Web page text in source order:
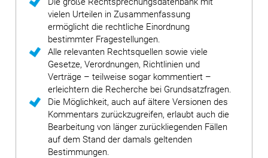
vielen Urteilen in Zusammenfassung
ermöglicht die rechtliche Einordnung
bestimmter Fragestellungen.
Alle relevanten Rechtsquellen sowie viele
Gesetze, Verordnungen, Richtlinien und
Verträge – teilweise sogar kommentiert –
erleichtern die Recherche bei Grundsatzfragen.
Die Möglichkeit, auch auf ältere Versionen des
Kommentars zurückzugreifen, erlaubt auch die
Bearbeitung von länger zurückliegenden Fällen
auf dem Stand der damals geltenden
Bestimmungen.